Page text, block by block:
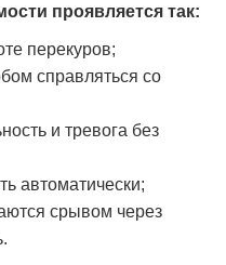
проявляется так:
перекуров;
справляться со
и тревога без
автоматически;
срывом через